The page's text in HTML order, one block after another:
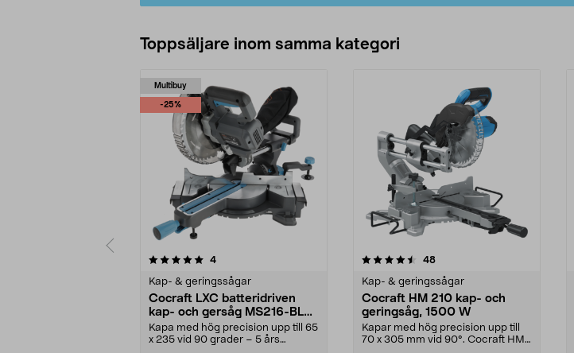
Toppsäljare inom samma kategori
Multibuy
-25%
4recensioner
Kap- & geringssågar
Cocraft LXC batteridriven
kap- och gersåg MS216-BL
18 V
Kapa med hög precision upp till 65
x 235 vid 90 grader – 5 års
4.5 av 5 stjärnor 48recensioner
Kap- & geringssågar
Cocraft HM 210 kap- och
geringsåg, 1500 W
Kapar med hög precision upp till
70 x 305 mm vid 90°. Cocraft HM
4.5 av 5 stjärnor